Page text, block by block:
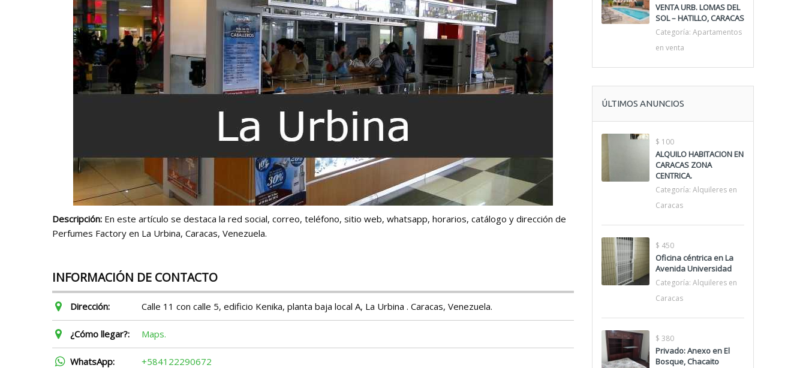
Descripción: En este artículo se destaca la red social, correo, teléfono, sitio web, whatsapp, horarios, catálogo y dirección de
Perfumes Factory en La Urbina, Caracas, Venezuela.
INFORMACIÓN DE CONTACTO
Dirección: Calle 11 con calle 5, edificio Kenika, planta baja local A, La Urbina . Caracas, Venezuela.
¿Cómo llegar?: Maps.
WhatsApp: +584122290672
VENTA URB. LOMAS DEL
SOL – HATILLO, CARACAS
Categoría: Apartamentos
en venta
ÚLTIMOS ANUNCIOS
$ 100
ALQUILO HABITACION EN
CARACAS ZONA
CENTRICA.
Categoría: Alquileres en
Caracas
$ 450
Oficina céntrica en La
Avenida Universidad
Categoría: Alquileres en
Caracas
$ 380
Privado: Anexo en El
Bosque, Chacaito